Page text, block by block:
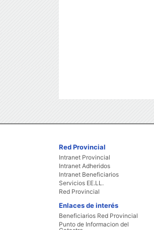
Red Provincial
Intranet Provincial
Intranet Adheridos
Intranet Beneficiarios
Servicios EE.LL.
Red Provincial
Enlaces de interés
Beneficiarios Red Provincial
Punto de Informacion del